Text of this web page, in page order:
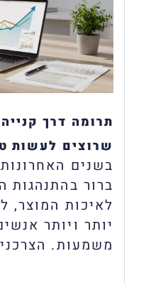
תרומה דרך
שרוצים לעשות
בשנים
ברור בהתנהגות
לאיכות המוצר,
יותר ויותר
משמעות.